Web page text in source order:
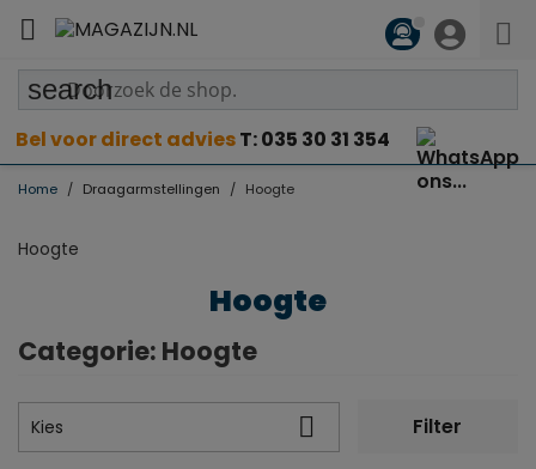

search
Bel voor direct adviesT: 035 30 31 354
Home Draagarmstellingen Hoogte
Hoogte
Hoogte
Categorie: Hoogte
Kies  Filter